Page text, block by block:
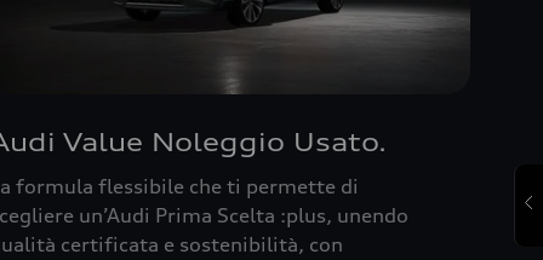
Value Noleggio Usato.
formula flessibile che ti permette di
un’Audi Prima Scelta :plus, unendo
certificata e sostenibilità, con